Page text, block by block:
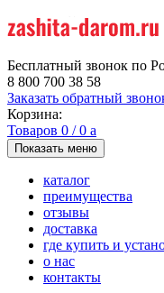
Бесплатный звонок по
8 800 700 38 58
Заказать обратный
Корзина:
Товаров 0 /0 a
Показать меню
каталог
преимущества
отзывы
доставка
где купить и
о нас
контакты